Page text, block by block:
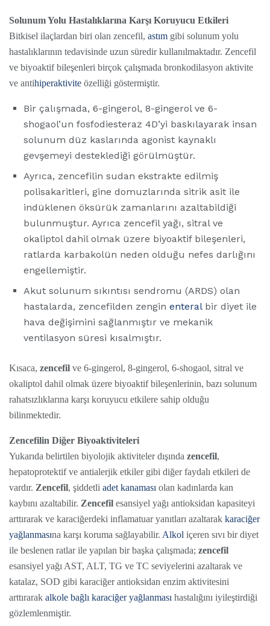
Solunum Yolu Hastalıklarına Karşı Koruyucu Etkileri
Bitkisel ilaçlardan biri olan zencefil, astım gibi solunum yolu
hastalıklarının tedavisinde uzun süredir kullanılmaktadır. Zencefil
ve biyoaktif bileşenleri birçok çalışmada bronkodilasyon aktivite
ve antihiperaktivite özelliği göstermiştir.
Bir çalışmada, 6-gingerol, 8-gingerol ve 6-
shogaol’un fosfodiesteraz 4D’yi baskılayarak insan
solunum düz kaslarında agonist kaynaklı
gevşemeyi desteklediği görülmüştür.
Ayrıca, zencefilin sudan ekstrakte edilmiş
polisakaritleri, gine domuzlarında sitrik asit ile
indüklenen öksürük zamanlarını azaltabildiği
bulunmuştur. Ayrıca zencefil yağı, sitral ve
okaliptol dahil olmak üzere biyoaktif bileşenleri,
ratlarda karbakolün neden olduğu nefes darlığını
engellemiştir.
Akut solunum sıkıntısı sendromu (ARDS) olan
hastalarda, zencefilden zengin enteralbir diyet ile
hava değişimini sağlanmıştır ve mekanik
ventilasyon süresi kısalmıştır.
Kısaca, zencefil ve 6-gingerol, 8-gingerol, 6-shogaol, sitral ve
okaliptol dahil olmak üzere biyoaktif bileşenlerinin, bazı solunum
rahatsızlıklarına karşı koruyucu etkilere sahip olduğu
bilinmektedir.
Zencefilin Diğer Biyoaktiviteleri
Yukarıda belirtilen biyolojik aktiviteler dışında zencefil,
hepatoprotektif ve antialerjik etkiler gibi diğer faydalı etkileri de
vardır. Zencefil, şiddetli adet kanaması olan kadınlarda kan
kaybını azaltabilir. Zencefil esansiyel yağı antioksidan kapasiteyi
arttırarak ve karaciğerdeki inflamatuar yanıtları azaltarak karaciğer
yağlanmasına karşı koruma sağlayabilir. Alkol içeren sıvı bir diyet
ile beslenen ratlar ile yapılan bir başka çalışmada; zencefil
esansiyel yağı AST, ALT, TG ve TC seviyelerini azaltarak ve
katalaz, SOD gibi karaciğer antioksidan enzim aktivitesini
arttırarak alkole bağlı karaciğer yağlanması hastalığını iyileştirdiği
gözlemlenmiştir.